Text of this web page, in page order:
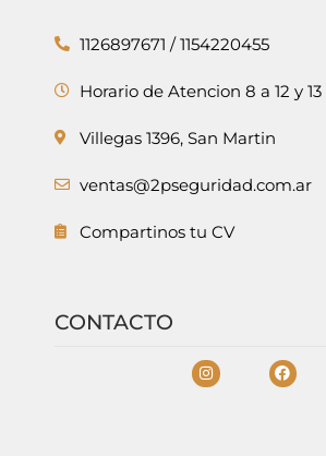
1126897671 / 1154220455
Horario de Atencion 8 a 12 y 13
Villegas 1396, San Martin
ventas@2pseguridad.com.ar
Compartinos tu CV
CONTACTO